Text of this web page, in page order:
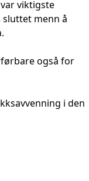
viktigste
sluttet menn å
også for
i den